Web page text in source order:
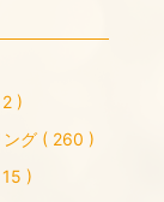
)
ング ( 260 )
)